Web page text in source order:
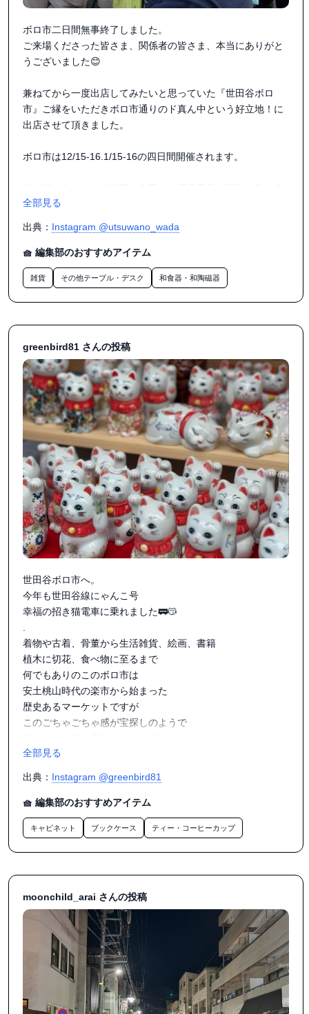
ボロ市二日間無事終了しました。
ご来場くださった皆さま、関係者の皆さま、本当にありがと
うございました😊
兼ねてから一度出店してみたいと思っていた『世田谷ボロ
市』ご縁をいただきボロ市通りのド真ん中という好立地！に
出店させて頂きました。
ボロ市は12/15-16.1/15-16の四日間開催されます。
べ物を販売する「年の市」が開催されますが、ボロ市もその
ような意味合いもかなり強いのだと感じました。（ボロ市は
言葉通りに読み解くと骨董市に近いニュアンスがあって蚤の
市にガラクタを見に行くという雰囲気も強かった）
今ではスーパーやネットなどでなんでも準備できてしまう時
渡り愛され続けている価値のひとつだとも感じました。
季節をしつらうこと。世の中からどんどん消えてしまうもの
ですね。季節を感じながら感謝やおもてなしを表現する習慣
は日本人の感性を刺激し心豊かにしてくれます。よく昔の人
は「年の瀬が迫ってきました」と言いました。年末感の薄れ
た現代こそ、大掃除をきちんとやったり、お正月っぽさを少
しでも演出してみたり、お金をかけなくても工夫していつも
より少し手間暇かけて季節の行事を準備したり、そういうこ
とを思い出してやっていきたいと再認識しました。そういう
ことをしなくなった現代人でもボロ市や年の市のようなもの
はやっぱり好きで、その根底には昔からある行事やしきたり
の清らかさに郷愁を感じその雰囲気を味わいたいという性分
が意識してるかしてないかは別としてあるものなのだという
と思いました😊
話は大変本質的なことにそれましたが😅何はともあれボロ市
の集客力と運営力はあっぱれでした。430年の歴史をチラリ
ですが体験させて頂きました。この経験は記憶以上に冷たい
空気と共に皮膚に染み込んだ気持ちです。たくさんの知って
る顔にも出会えてホッとしましたし、わ田をご存知の方や行
ってみたいと思ってくれている方にもお会いできたり、紙の
チラシを配れたりボロ市での売れ筋も掴めたりと🤭商売人と
しても大変充実した二日間でした。
声をかけてくださった貸しギャラリー、スペーススタジオ世
田谷の小林さん、同じ場所で参加してた皆さんとも二日間、
来月1/15-16の新年ボロ市も出店します🔥
今回の反省と展望を加味して、うつわのわ田ボロ市別館また
のお越しをお待ちしております。
#ボロ市
#世田谷ボロ市
#伝統行事
#季節の節目を楽しむ
#季節のしつらいこそ日本人の心
#今こそ伝統行事を
全部見る
出典： Instagram @utsuwano_wada
🧺 編集部のおすすめアイテム
雑貨 その他テーブル・デスク 和食器・和陶磁器
greenbird81 さんの投稿
世田谷ボロ市へ。
今年も世田谷線にゃんこ号
幸福の招き猫電車に乗れました🚃😽
.
着物や古着、骨董から生活雑貨、絵画、書籍
植木に切花、食べ物に至るまで
何でもありのこのボロ市は
安土桃山時代の楽市から始まった
歴史あるマーケットですが
このごちゃごちゃ感が宝探しのようで
.
今日はお値打ちの着物の端切れを
沢山頂きました。
古い着物、江戸期の縮緬は柔らかく
手に吸い付くような
もっちりとした肌触りが堪りません！
お仕覆の裏布とへだてにしようかしら...
蝋梅のひと枝を大事に抱えて
風の冷たさもなんのその
楽しい冬の一日でした
#世田谷ボロ市
#冬の風物詩
全部見る
出典： Instagram @greenbird81
🧺 編集部のおすすめアイテム
キャビネット ブックケース ティー・コーヒーカップ
moonchild_arai さんの投稿